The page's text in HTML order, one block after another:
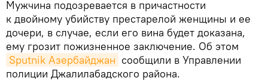
Мужчина подозревается в причастности
к двойному убийству престарелой женщины и ее
дочери, в случае, если его вина будет доказана,
ему грозит пожизненное заключение. Об этом
Sputnik Азербайджан сообщили в Управлении
полиции Джалилабадского района.